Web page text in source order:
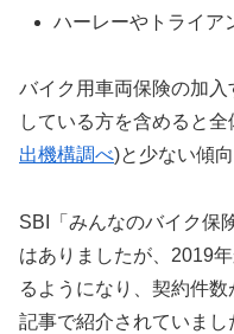
ハーレーやトライア
バイク用車両保険の加
している方を含めると
出機構調べ)と少ない傾向
SBI「みんなのバイク保
はありましたが、2019
るようになり、契約件数
記事で紹介されていまし